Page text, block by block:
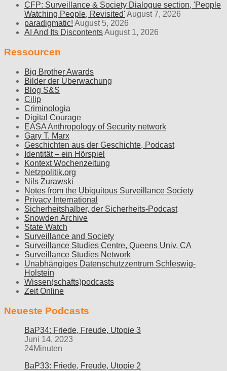
CFP: Surveillance & Society Dialogue section, 'People
Watching People, Revisited'August 7, 2026
paradigmatic! August 5, 2026
AI And Its DiscontentsAugust 1, 2026
Ressourcen
Big Brother Awards
Bilder der Überwachung
Blog S&S
Cilip
Criminologia
Digital Courage
EASA Anthropology of Security network
Gary T. Marx
Geschichten aus der Geschichte, Podcast
Identität – ein Hörspiel
Kontext Wochenzeitung
Netzpolitik.org
Nils Zurawski
Notes from the Ubiquitous Surveillance Society
Privacy International
Sicherheitshalber, der Sicherheits-Podcast
Snowden Archive
State Watch
Surveillance and Society
Surveillance Studies Centre, Queens Univ, CA
Surveillance Studies Network
Unabhängiges Datenschutzzentrum Schleswig-
Holstein
Wissen(schafts)podcasts
Zeit Online
Neueste Podcasts
BaP34: Friede, Freude, Utopie 3
Juni 14, 2023
24Minuten
BaP33: Friede, Freude, Utopie 2